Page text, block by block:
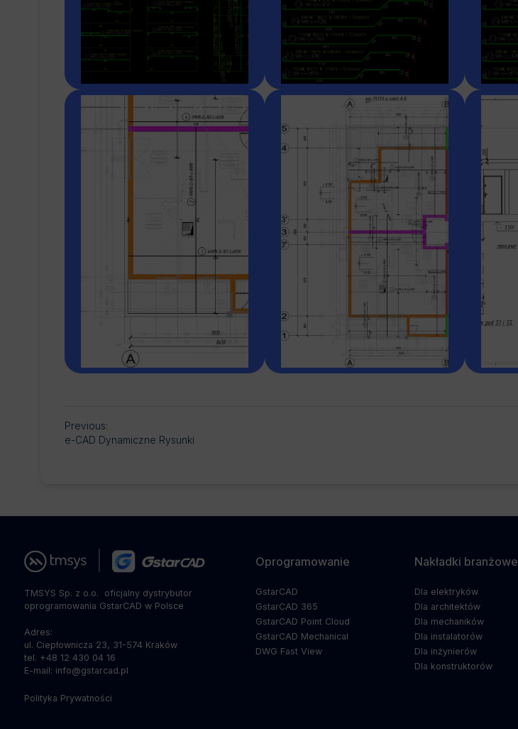
Previous:
e-CAD Dynamiczne Rysunki
TMSYS Sp. z o.o. ­ oficjalny dystrybutor
oprogramowania GstarCAD w Polsce
Adres:
ul. Ciepłownicza 23, 31-574 Kraków
tel. +48 12 430 04 16
E-mail: info@gstarcad.pl
Polityka Prywatności
Oprogramowanie
GstarCAD
GstarCAD 365
GstarCAD Point Cloud
GstarCAD Mechanical
DWG Fast View
Nakładki branżowe
Dla elektryków
Dla architektów
Dla mechaników
Dla instalatorów
Dla inżynierów
Dla konstruktorów